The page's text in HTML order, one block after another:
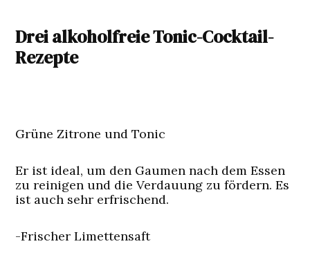
Drei alkoholfreie Tonic-Cocktail-
Rezepte
Grüne Zitrone und Tonic
Er ist ideal, um den Gaumen nach dem Essen
zu reinigen und die Verdauung zu fördern. Es
ist auch sehr erfrischend.
-Frischer Limettensaft